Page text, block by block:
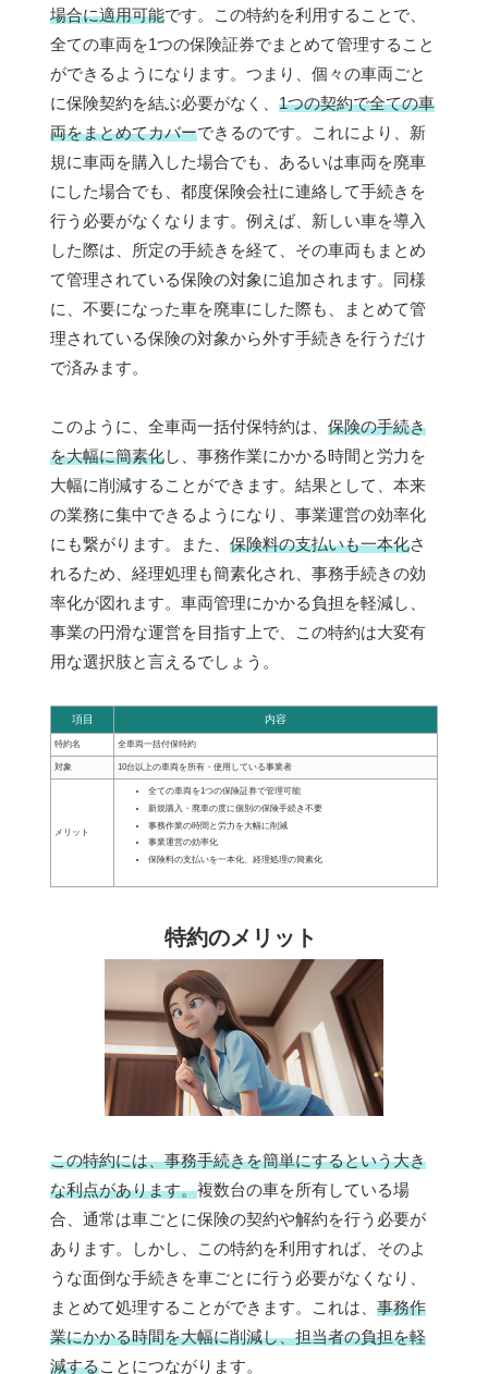
場合に適用可能です。この特約を利用することで、
全ての車両を1つの保険証券でまとめて管理すること
ができるようになります。つまり、個々の車両ごと
に保険契約を結ぶ必要がなく、 1つの契約で全ての車
両をまとめてカバーできるのです。これにより、新
規に車両を購入した場合でも、あるいは車両を廃車
にした場合でも、都度保険会社に連絡して手続きを
行う必要がなくなります。例えば、新しい車を導入
した際は、所定の手続きを経て、その車両もまとめ
て管理されている保険の対象に追加されます。同様
に、不要になった車を廃車にした際も、まとめて管
理されている保険の対象から外す手続きを行うだけ
で済みます。
このように、全車両一括付保特約は、 保険の手続き
を大幅に簡素化し、事務作業にかかる時間と労力を
大幅に削減することができます。結果として、本来
の業務に集中できるようになり、事業運営の効率化
にも繋がります。また、 保険料の支払いも一本化さ
れるため、経理処理も簡素化され、事務手続きの効
率化が図れます。車両管理にかかる負担を軽減し、
事業の円滑な運営を目指す上で、この特約は大変有
用な選択肢と言えるでしょう。
項目 内容
特約名 全車両一括付保特約
対象 10台以上の車両を所有・使用している事業者
メリット
全ての車両を1つの保険証券で管理可能
新規購入・廃車の度に個別の保険手続き不要
事務作業の時間と労力を大幅に削減
事業運営の効率化
保険料の支払いを一本化、経理処理の簡素化
特約のメリット
この特約には、事務手続きを簡単にするという大き
な利点があります。複数台の車を所有している場
合、通常は車ごとに保険の契約や解約を行う必要が
あります。しかし、この特約を利用すれば、そのよ
うな面倒な手続きを車ごとに行う必要がなくなり、
まとめて処理することができます。これは、 事務作
業にかかる時間を大幅に削減し、担当者の負担を軽
減することにつながります。